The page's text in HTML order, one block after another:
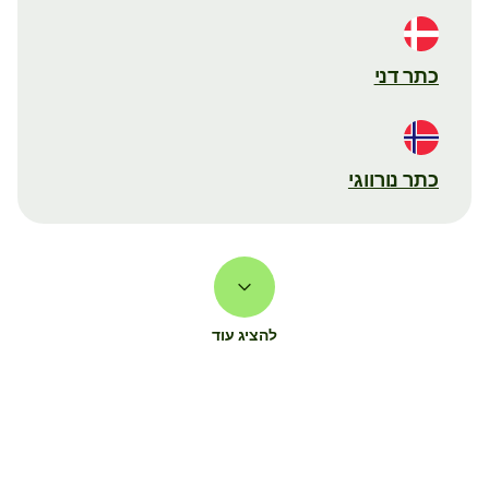
כתר דני
כתר נורווגי
להציג עוד